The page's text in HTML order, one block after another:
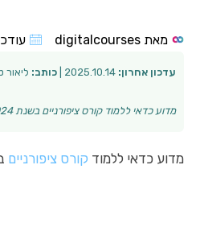
מאת
עדכון אחרון: כותב:
מדוע כדאי ללמוד קורס ציפורניים בשנת 2024? קרדיט: Daniel Begel כיום, תחום טיפוח הציפורניים עבר התפתחות משמעותית וממשיך לצמוח בקצב מרשים. "קורס ציפורניי…
מדוע כדאי ללמוד קורס ציפורניים